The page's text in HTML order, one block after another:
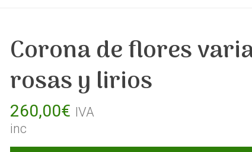
Corona de flores
rosas y lirios
260,00€ IVA
inc